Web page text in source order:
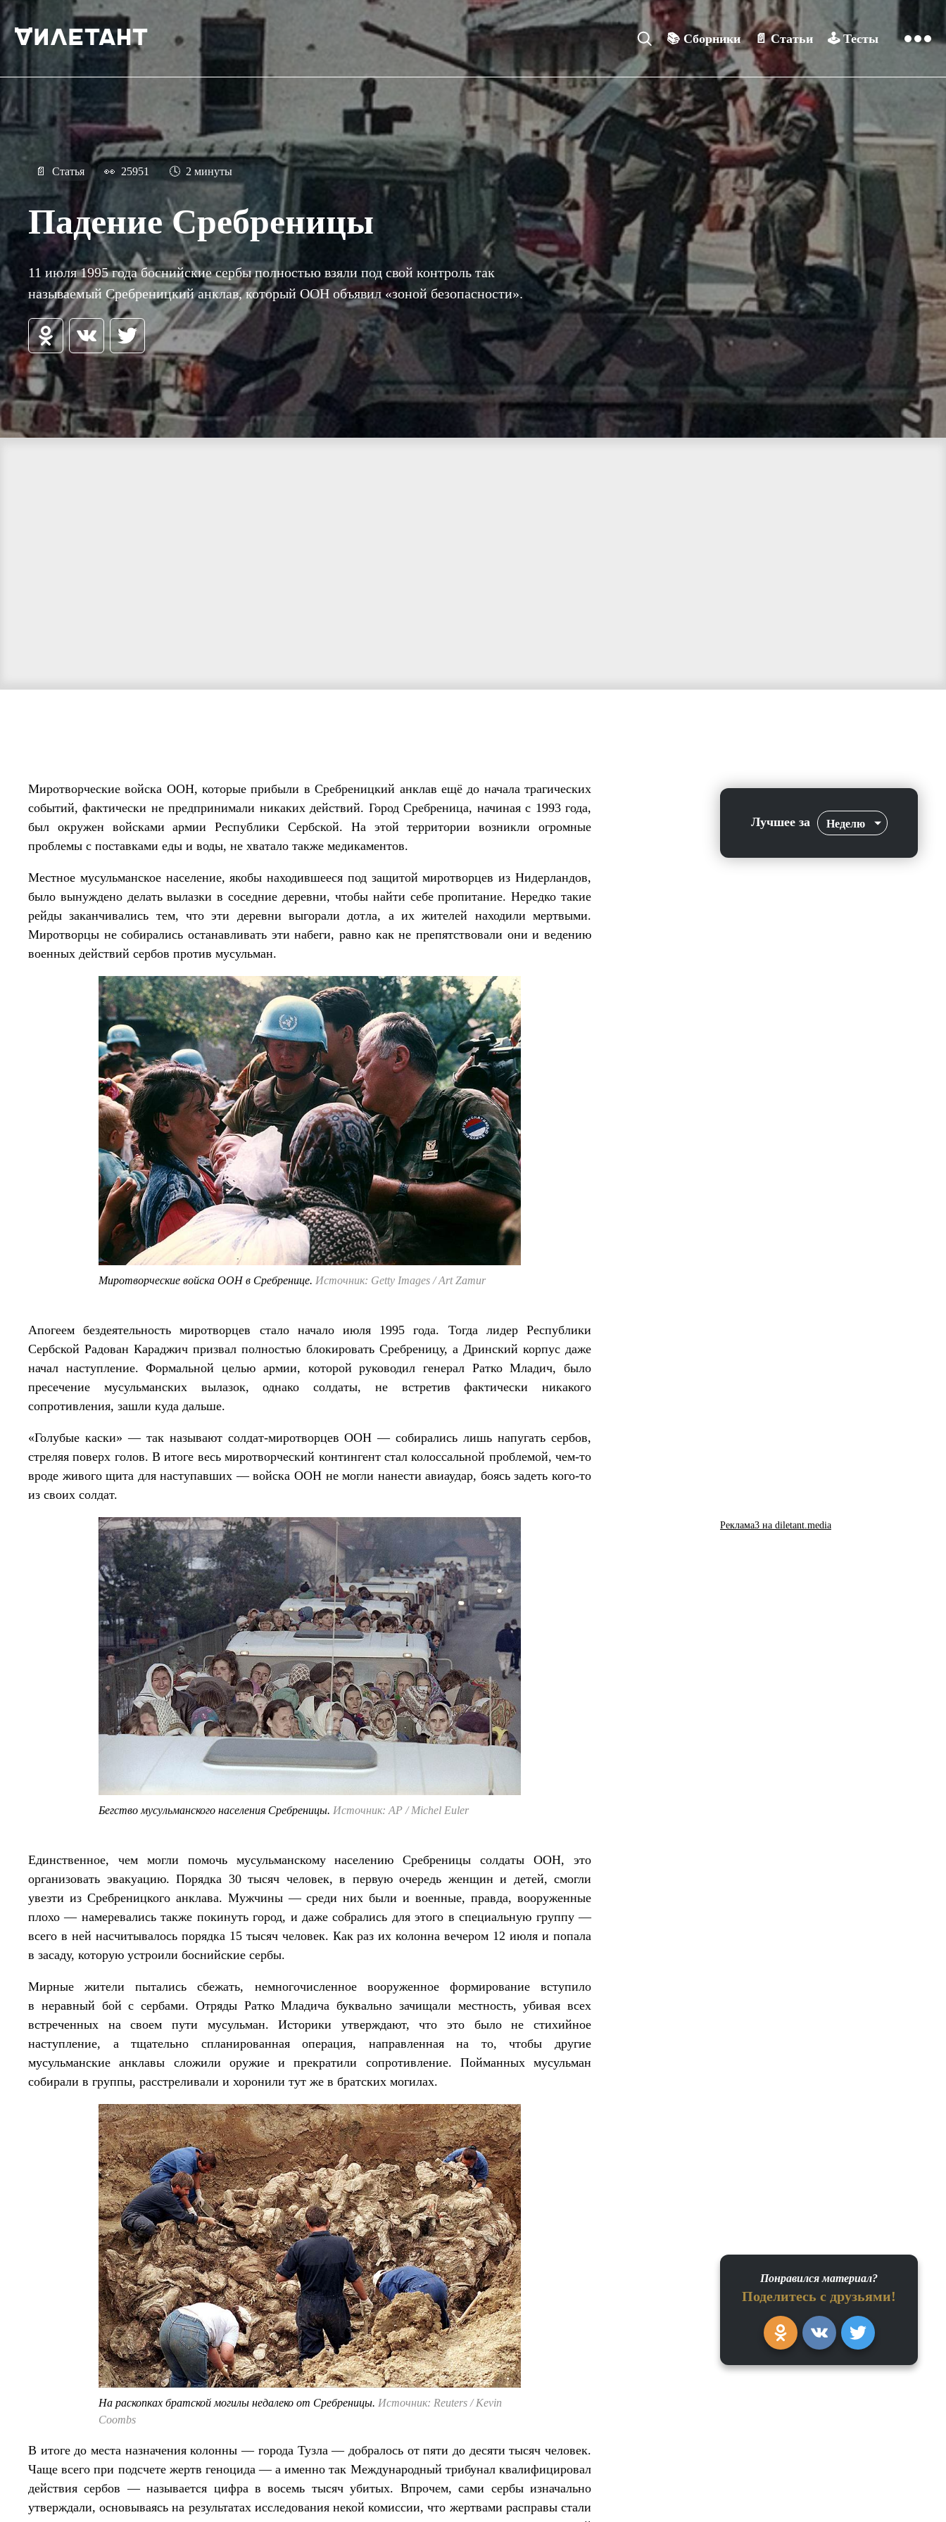
📚 Сборники 📄Статьи 🕹️Тесты
📄 Статья 👀 25951 🕓 2 минуты
Падение Сребреницы
11 июля 1995 года боснийские сербы полностью взяли под свой контроль так
называемый Сребреницкий анклав, который ООН объявил «зоной безопасности».
Миротворческие войска ООН, которые прибыли в Сребреницкий анклав ещё до начала трагических
событий, фактически не предпринимали никаких действий. Город Сребреница, начиная с 1993 года,
был окружен войсками армии Республики Сербской. На этой территории возникли огромные
проблемы с поставками еды и воды, не хватало также медикаментов.
Местное мусульманское население, якобы находившееся под защитой миротворцев из Нидерландов,
было вынуждено делать вылазки в соседние деревни, чтобы найти себе пропитание. Нередко такие
рейды заканчивались тем, что эти деревни выгорали дотла, а их жителей находили мертвыми.
Миротворцы не собирались останавливать эти набеги, равно как не препятствовали они и ведению
военных действий сербов против мусульман.
Миротворческие войска ООН в Сребренице. Источник: Getty Images / Art Zamur
Апогеем бездеятельность миротворцев стало начало июля 1995 года. Тогда лидер Республики
Сербской Радован Караджич призвал полностью блокировать Сребреницу, а Дринский корпус даже
начал наступление. Формальной целью армии, которой руководил генерал Ратко Младич, было
пресечение мусульманских вылазок, однако солдаты, не встретив фактически никакого
сопротивления, зашли куда дальше.
«Голубые каски» — так называют солдат-миротворцев ООН — собирались лишь напугать сербов,
стреляя поверх голов. В итоге весь миротворческий контингент стал колоссальной проблемой, чем-то
вроде живого щита для наступавших — войска ООН не могли нанести авиаудар, боясь задеть кого-то
из своих солдат.
Бегство мусульманского населения Сребреницы. Источник: AP / Michel Euler
Единственное, чем могли помочь мусульманскому населению Сребреницы солдаты ООН, это
организовать эвакуацию. Порядка 30 тысяч человек, в первую очередь женщин и детей, смогли
увезти из Сребреницкого анклава. Мужчины — среди них были и военные, правда, вооруженные
плохо — намеревались также покинуть город, и даже собрались для этого в специальную группу —
всего в ней насчитывалось порядка 15 тысяч человек. Как раз их колонна вечером 12 июля и попала
в засаду, которую устроили боснийские сербы.
Мирные жители пытались сбежать, немногочисленное вооруженное формирование вступило
в неравный бой с сербами. Отряды Ратко Младича буквально зачищали местность, убивая всех
встреченных на своем пути мусульман. Историки утверждают, что это было не стихийное
наступление, а тщательно спланированная операция, направленная на то, чтобы другие
мусульманские анклавы сложили оружие и прекратили сопротивление. Пойманных мусульман
собирали в группы, расстреливали и хоронили тут же в братских могилах.
На раскопках братской могилы недалеко от Сребреницы. Источник: Reuters / Kevin
Coombs
В итоге до места назначения колонны — города Тузла — добралось от пяти до десяти тысяч человек.
Чаще всего при подсчете жертв геноцида — а именно так Международный трибунал квалифицировал
действия сербов — называется цифра в восемь тысяч убитых. Впрочем, сами сербы изначально
утверждали, основываясь на результатах исследования некой комиссии, что жертвами расправы стали
Лучшее за Неделю
Реклама3 на diletant.media
Понравился материал?
Поделитесь с друзьями!